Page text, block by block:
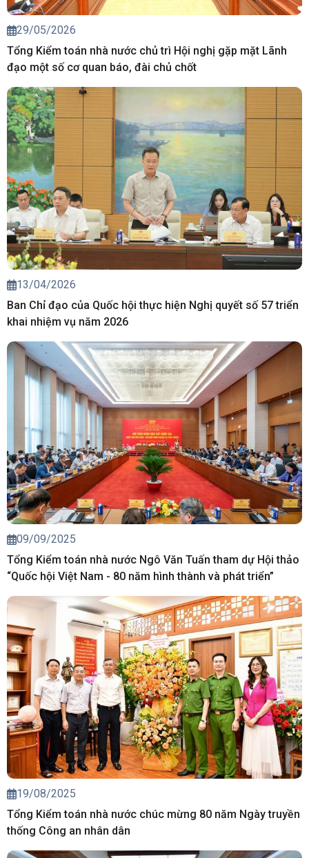
29/05/2026
Tổng Kiểm toán nhà nước chủ trì Hội nghị gặp mặt Lãnh
đạo một số cơ quan báo, đài chủ chốt
13/04/2026
Ban Chỉ đạo của Quốc hội thực hiện Nghị quyết số 57 triển
khai nhiệm vụ năm 2026
09/09/2025
Tổng Kiểm toán nhà nước Ngô Văn Tuấn tham dự Hội thảo
“Quốc hội Việt Nam - 80 năm hình thành và phát triển”
19/08/2025
Tổng Kiểm toán nhà nước chúc mừng 80 năm Ngày truyền
thống Công an nhân dân